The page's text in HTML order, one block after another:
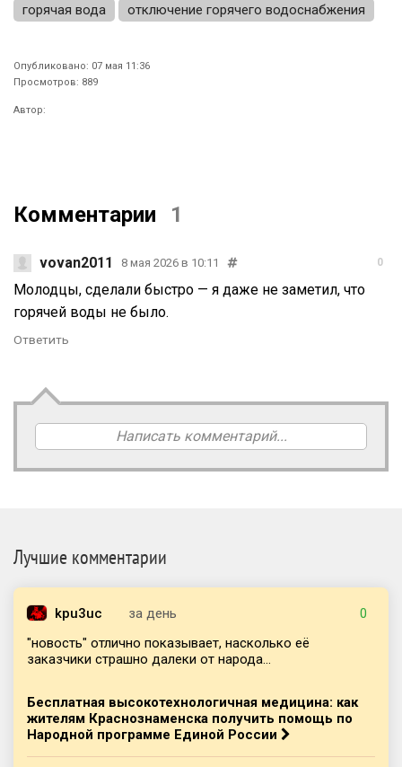
горячая вода отключение горячего водоснабжения
Опубликовано: 07 мая 11:36
Просмотров: 889
Автор:
Комментарии 1
vovan2011 8 мая 2026 в 10:11 0
Молодцы, сделали быстро — я даже не заметил, что
горячей воды не было.
Ответить
Написать комментарий...
Лучшие комментарии
kpu3uc за день
0
"новость" отлично показывает, насколько её
заказчики страшно далеки от народа...
Бесплатная высокотехнологичная медицина: как
жителям Краснознаменска получить помощь по
Народной программе Единой России